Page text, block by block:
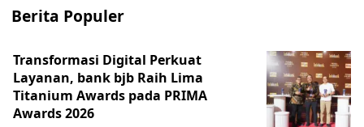
Berita Populer
Transformasi Digital Perkuat
Layanan, bank bjb Raih Lima
Titanium Awards pada PRIMA
Awards 2026